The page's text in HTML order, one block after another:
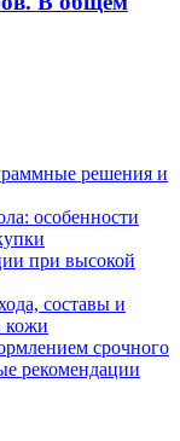
решения и
особенности
при высокой
составы и
кожи
срочного
рекомендации